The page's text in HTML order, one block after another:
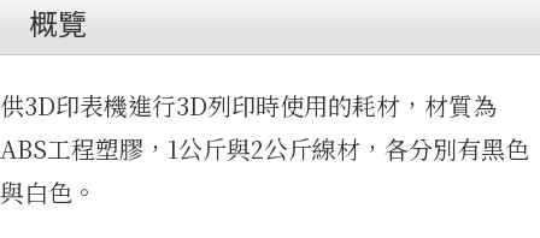
影片集
概覽
供3D印表機進行3D列印時使用的耗材，材質為
ABS工程塑膠，1公斤與2公斤線材，各分別有黑色
與白色。